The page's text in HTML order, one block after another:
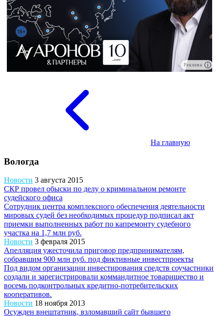
Реклама
На главную
Вологда
Новости 3 августа 2015
СКР провел обыски по делу о криминальном ремонте
судейского офиса
Сотрудник центра комплексного обеспечения деятельности
мировых судей без необходимых процедур подписал акт
приемки выполненных работ по капремонту судебного
участка на 1,7 млн руб.
Новости 3 февраля 2015
Апелляция ужесточила приговор предпринимателям,
собравшим 900 млн руб. под фиктивные инвестпроекты
Под видом организации инвестирования средств соучастники
создали и зарегистрировали коммандитное товарищество и
восемь подконтрольных кредитно-потребительских
кооперативов.
Новости 18 ноября 2013
Осужден внештатник, взломавший сайт бывшего